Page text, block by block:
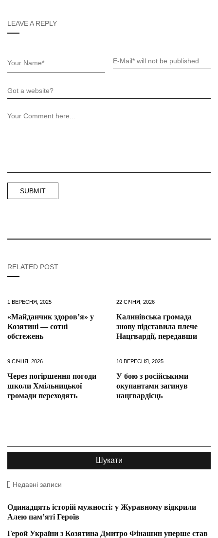
LEAVE A REPLY
RELATED POST
1 ВЕРЕСНЯ, 2025
«Майданчик здоров’я» у
Козятині — сотні
обстежень
22 СІЧНЯ, 2026
Калинівська громада
знову підставила плече
Нацгвардії, передавши
9 СІЧНЯ, 2026
Через погіршення погоди
школи Хмільницької
громади переходять
10 ВЕРЕСНЯ, 2025
У бою з російськими
окупантами загинув
нацгвардієць
Недавні записи
Одинадцять історій мужності: у Журавному відкрили
Алею пам’яті Героїв
Герой України з Козятина Дмитро Фінашин уперше став